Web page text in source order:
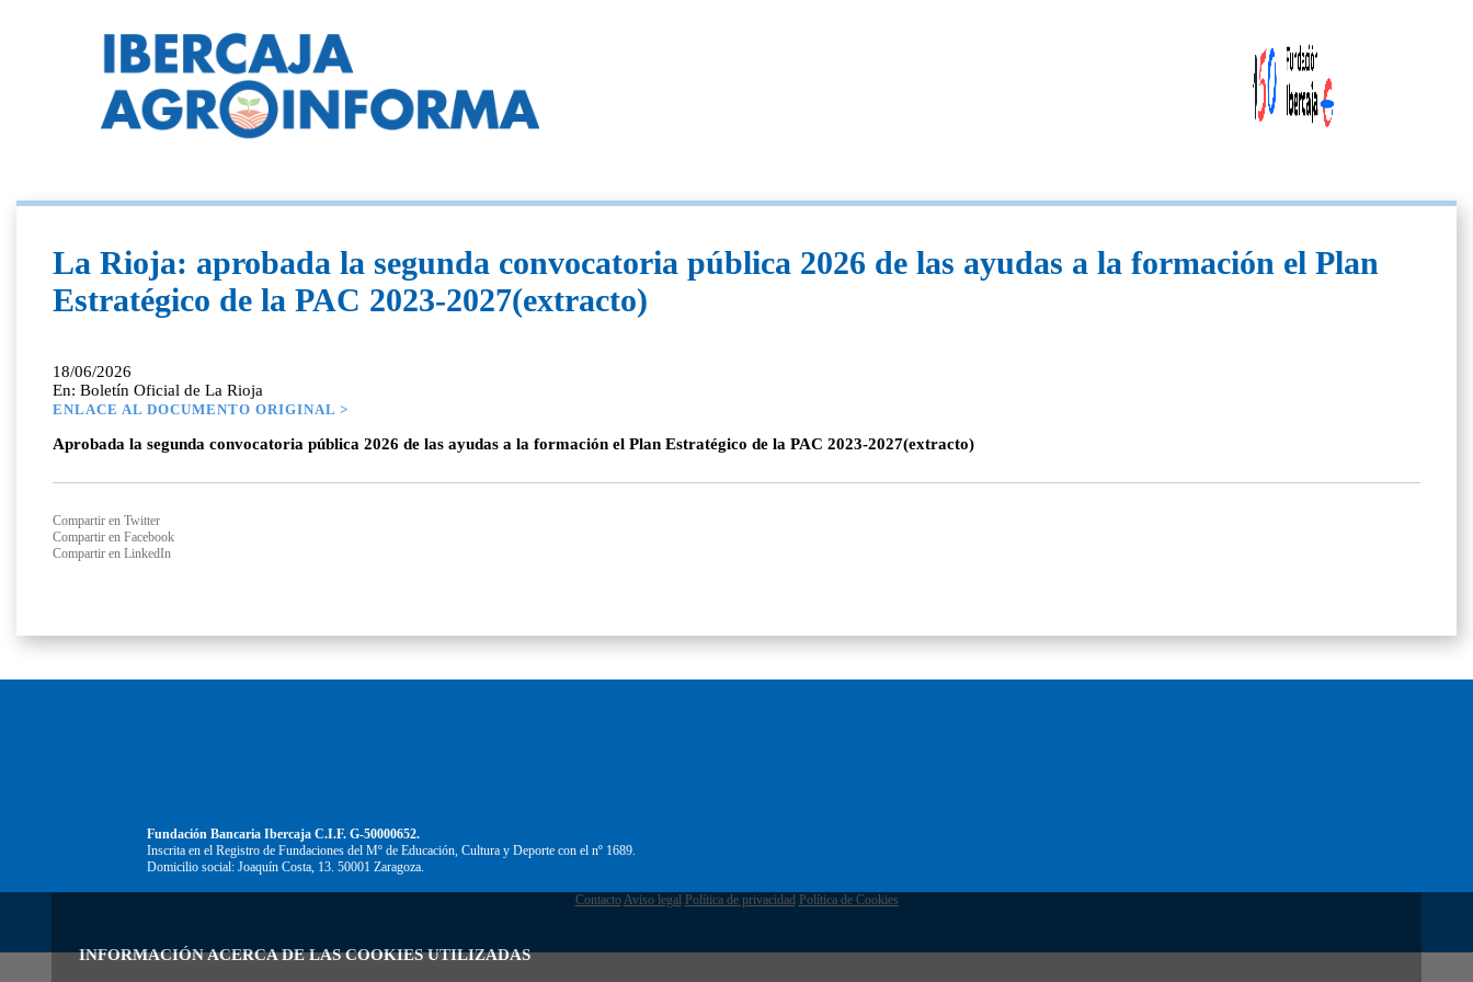
INFORMACIÓN ACERCA DE LAS COOKIES UTILIZADAS
La Rioja: aprobada la segunda convocatoria pública 2026 de las ayudas a la formación el Plan
Estratégico de la PAC 2023-2027(extracto)
18/06/2026
En: Boletín Oficial de La Rioja
ENLACE AL DOCUMENTO ORIGINAL >
Aprobada la segunda convocatoria pública 2026 de las ayudas a la formación el Plan Estratégico de la PAC 2023-2027(extracto)
Compartir en Twitter
Compartir en Facebook
Compartir en LinkedIn
Fundación Bancaria Ibercaja C.I.F. G-50000652.
Inscrita en el Registro de Fundaciones del Mº de Educación, Cultura y Deporte con el nº 1689.
Domicilio social: Joaquín Costa, 13. 50001 Zaragoza.
Contacto Aviso legal Política de privacidad Política de Cookies